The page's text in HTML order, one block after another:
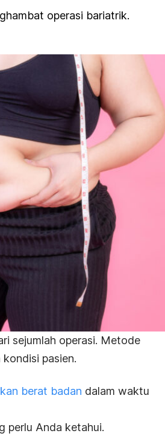
operasi bariatrik.
sejumlah operasi. Metode
pasien.
berat badan dalam waktu
perlu Anda ketahui.